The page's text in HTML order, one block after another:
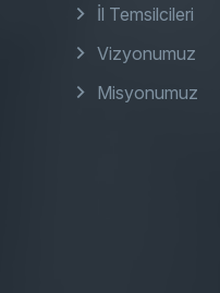
İl Temsilcileri
Vizyonumuz
Misyonumuz